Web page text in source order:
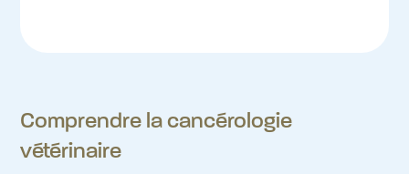
Comprendre la cancérologie
vétérinaire